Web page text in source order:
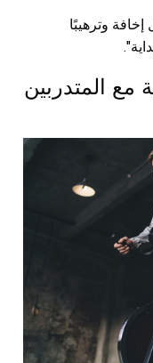
أقل إخافة وترهيبًا
مع المتدربين